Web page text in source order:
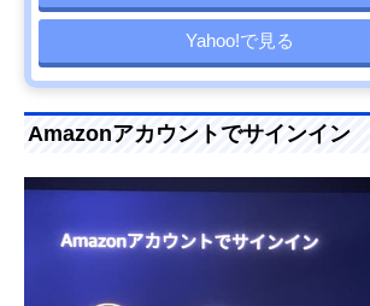
Yahoo!で見る
Amazonアカウントでサインイン